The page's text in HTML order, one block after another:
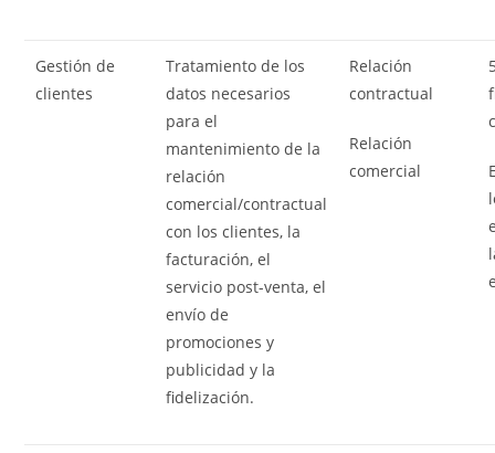
Gestión de
clientes
Tratamiento de los
datos necesarios
para el
mantenimiento de la
relación
comercial/contractual
con los clientes, la
facturación, el
servicio post-venta, el
envío de
promociones y
publicidad y la
fidelización.
Relación
contractual
Relación
comercial